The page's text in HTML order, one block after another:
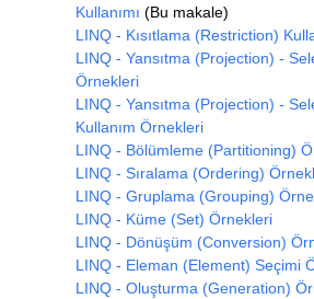
Kullanımı (Bu makale)
LINQ - Kısıtlama (Restriction)
LINQ - Yansıtma (Projection) -
Örnekleri
LINQ - Yansıtma (Projection) -
Kullanım Örnekleri
LINQ - Bölümleme (Partitioning)
LINQ - Sıralama (Ordering)
LINQ - Gruplama (Grouping)
LINQ - Küme (Set) Örnekleri
LINQ - Dönüşüm (Conversion)
LINQ - Eleman (Element) Seçimi
LINQ - Oluşturma (Generation)